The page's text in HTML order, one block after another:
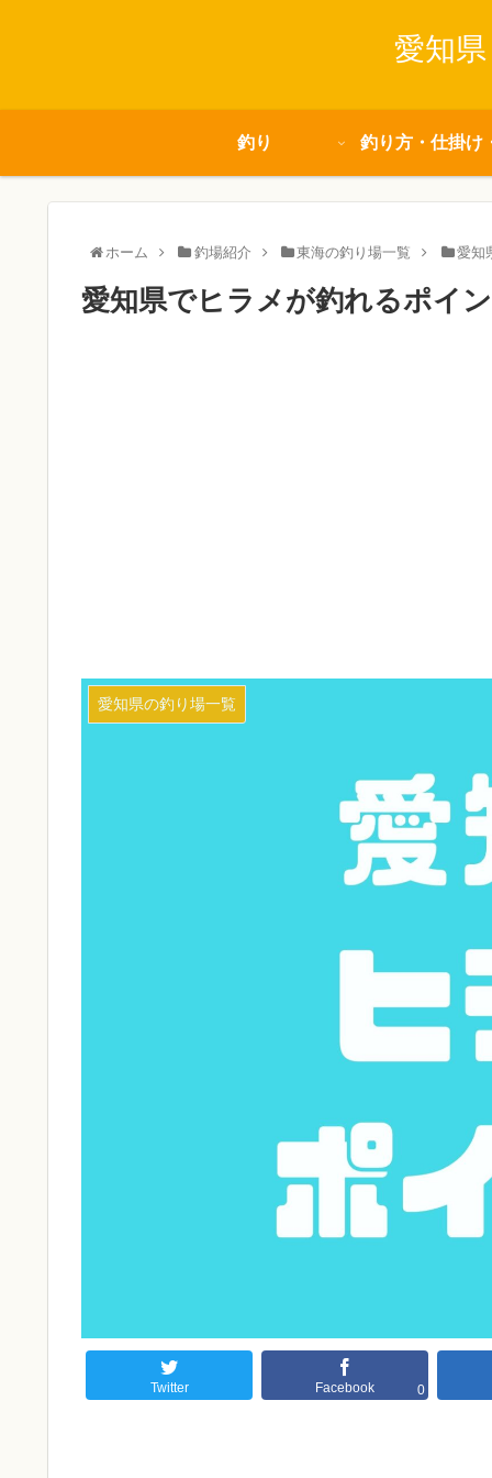
愛知
釣り 釣り方・仕掛け
ホーム 釣場紹介 東海の釣り場一覧 愛知
愛知県でヒラメが釣れるポイ
愛知県の釣り場一覧
Twitter Facebook 0